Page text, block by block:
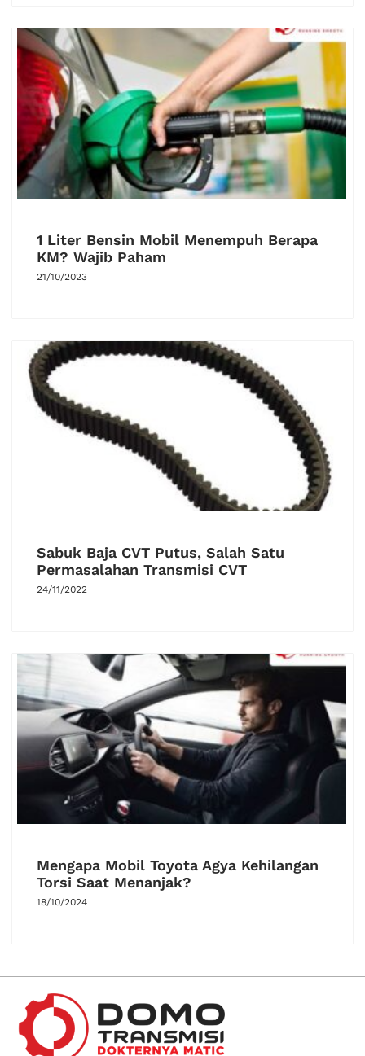
1 Liter Bensin Mobil Menempuh Berapa
KM? Wajib Paham
21/10/2023
Sabuk Baja CVT Putus, Salah Satu
Permasalahan Transmisi CVT
24/11/2022
Mengapa Mobil Toyota Agya Kehilangan
Torsi Saat Menanjak?
18/10/2024